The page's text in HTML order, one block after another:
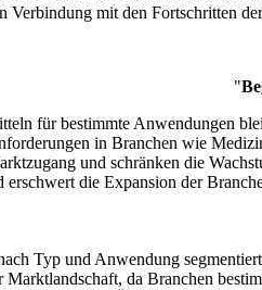
Verbindung mit den Fortschritten
"
für bestimmte Anwendungen
in Branchen wie
und schränken die
die Expansion der
Typ und Anwendung
Marktlandschaft, da Branchen